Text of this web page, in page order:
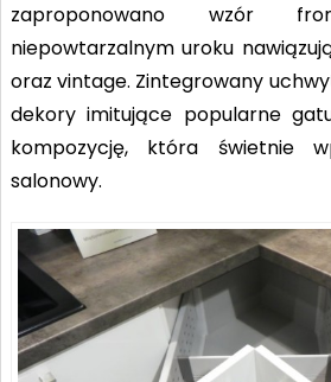
zaproponowano wzór
niepowtarzalnym uroku
oraz vintage. Zintegrowany
dekory imitujące popularne
kompozycję, która świetnie
salonowy.